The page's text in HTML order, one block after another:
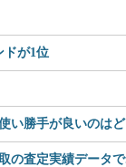
ドが1位
い勝手が良いのは
の査定実績データ